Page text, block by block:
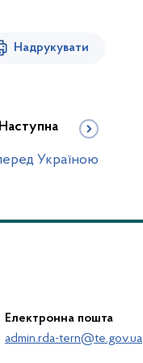
Надрукувати
Наступна
Україною
Електронна пошта
admin.rda-tern@te.gov.ua